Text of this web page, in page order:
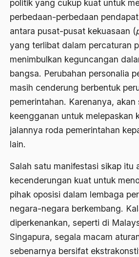
politik yang cukup kuat untuk
perbedaan-perbedaan
antara pusat-pusat kekuasaan (
yang terlibat dalam percaturan
menimbulkan keguncangan
bangsa. Perubahan personalia
masih cenderung berbentuk
pemerintahan. Karenanya, akan
keengganan untuk melepaskan
jalannya roda pemerintahan
lain.
Salah satu manifestasi sikap itu
kecenderungan kuat untuk
pihak oposisi dalam lembaga
negara-negara berkembang.
diperkenankan, seperti di
Singapura, segala macam
sebenarnya bersifat
Asia
Asia Tenggara
Askar
Asosiasi
Aspek Politis
Aspek religius Agama
Aspirasi Politik
Aswad Mahasin
ASWAJA
Asyura 1414